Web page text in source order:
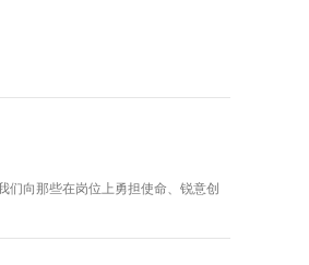
们向那些在岗位上勇担使命、锐意创